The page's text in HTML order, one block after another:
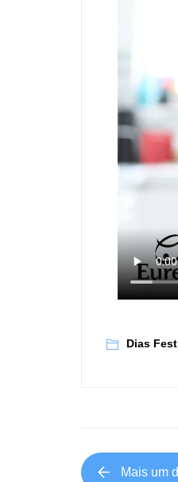
Dias
Mais um